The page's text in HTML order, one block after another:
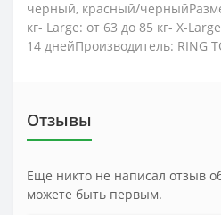
черный, красный/
кг- Large: от 63 до 85 кг- X-
14 днейПроизводитель: RING
Отзывы
Еще никто не написал отзыв
можете быть первым.